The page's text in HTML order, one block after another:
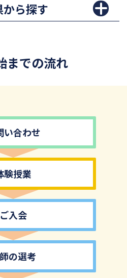
ら探す
までの流れ
い合わせ
験授業
ご入会
の選考